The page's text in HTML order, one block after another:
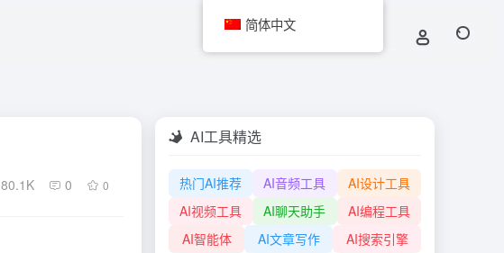
80.1K 0 0
AI工具精选
热门AI推荐 AI音频工具
AI设计工具
AI视频工具
AI聊天助手
AI编程工具
AI智能体
AI文章写作
AI搜索引擎
简体中文